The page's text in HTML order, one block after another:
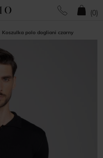
(0)
Koszulka polo dogliani czarny